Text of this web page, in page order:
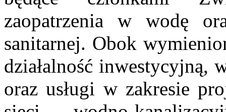
zaopatrzenia w wodę
sanitarnej. Obok
działalność inwestycyjną,
oraz usługi w zakresie